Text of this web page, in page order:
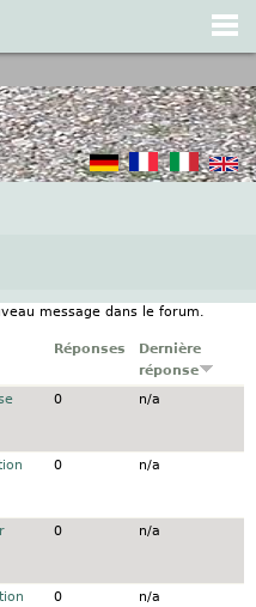
message dans le forum.
Réponses
Dernière
réponse
0 n/a
0 n/a
0 n/a
0 n/a